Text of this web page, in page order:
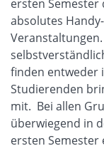
ersten
absolutes
finden entweder
Studierenden
mit. Bei allen
überwiegend in
ersten